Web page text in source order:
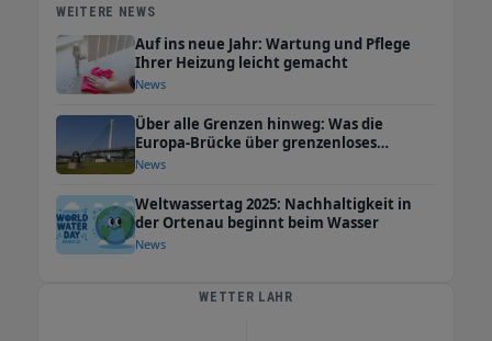
und der Handwerkstradition verpflichtet,
andererseits. So bedienen wir private
Haushalte oder Häuslebauer genauso
oder wir arbeiten für die öffentliche Hand,
meist für Kommunen. Hier, im Internet, reißen
wir unsere großen Schwerpunkte kurz an.
Haustechnik ist komplex und “Papier
geduldig”. Sollten Sie eine Aufgabe oder ein
Projekt anstehen haben, geben Sie uns bitte
und unser Wissen vorzustellen und Ihnen ein
WEITERE NEWS
Auf ins neue Jahr: Wartung und Pflege
Ihrer Heizung leicht gemacht
News
Über alle Grenzen hinweg: Was die
Europa-Brücke über grenzenloses
Handwerk erzählt
News
Weltwassertag 2025: Nachhaltigkeit in
der Ortenau beginnt beim Wasser
News
WETTER LAHR